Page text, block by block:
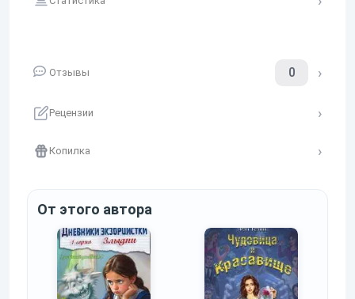
память, разгадать замысел вра
Отзывы 0
Рецензии
Копилка
От этого автора